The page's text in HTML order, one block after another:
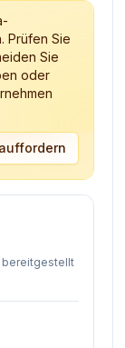
Prüfen Sie
Sie
oder
bereitgestellt